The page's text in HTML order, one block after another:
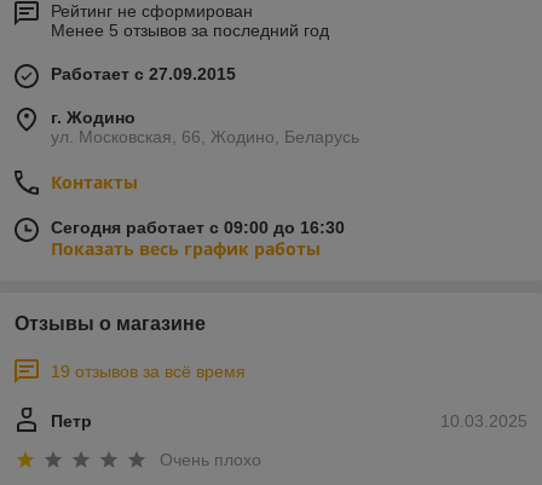
Рейтинг не сформирован
Менее 5 отзывов за последний год
Работает с 27.09.2015
г. Жодино
ул. Московская, 66, Жодино, Беларусь
Контакты
Сегодня работает с 09:00 до 16:30
Показать весь график работы
Отзывы о магазине
19 отзывов за всё время
10.03.2025
Петр
Очень плохо